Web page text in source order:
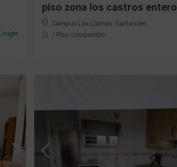
/night
piso zona los castros entero
Campus Las Llamas Santander
/ Piso compartido